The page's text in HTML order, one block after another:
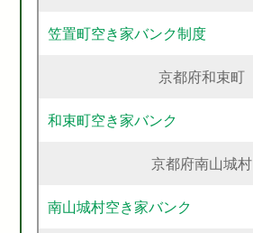
笠置町空き家バンク制度
京都府和束町
和束町空き家バンク
京都府南山城村
南山城村空き家バンク